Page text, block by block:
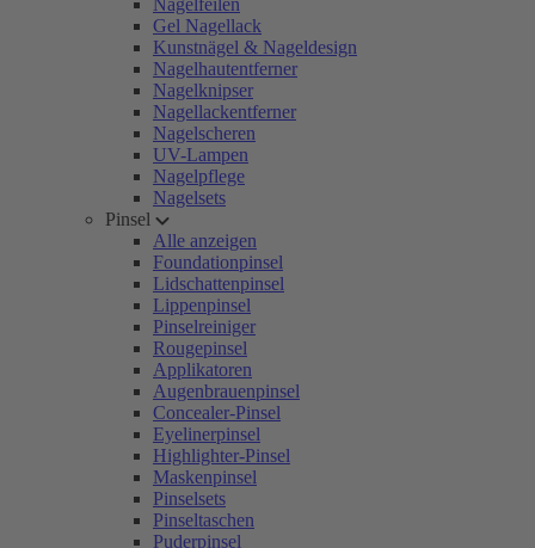
Nagelfeilen
Gel Nagellack
Kunstnägel & Nageldesign
Nagelhautentferner
Nagelknipser
Nagellackentferner
Nagelscheren
UV-Lampen
Nagelpflege
Nagelsets
Pinsel
Alle anzeigen
Foundationpinsel
Lidschattenpinsel
Lippenpinsel
Pinselreiniger
Rougepinsel
Applikatoren
Augenbrauenpinsel
Concealer-Pinsel
Eyelinerpinsel
Highlighter-Pinsel
Maskenpinsel
Pinselsets
Pinseltaschen
Puderpinsel